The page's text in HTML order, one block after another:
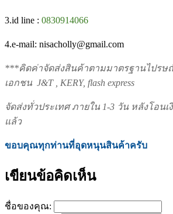
3.id line : 0830914066
4.e-mail: nisacholly@gmail.com
***คิดค่าจัดส่งสินค้าตามมาตรฐานไปรษ
เอกชน J&T , KERY, flash express
จัดส่งทั่วประเทศ ภายใน 1-3 วัน หลังโอน
แล้ว
ขอบคุณทุกท่านที่อุดหนุนสินค้าครับ
เขียนข้อคิดเห็น
ชื่อของคุณ: